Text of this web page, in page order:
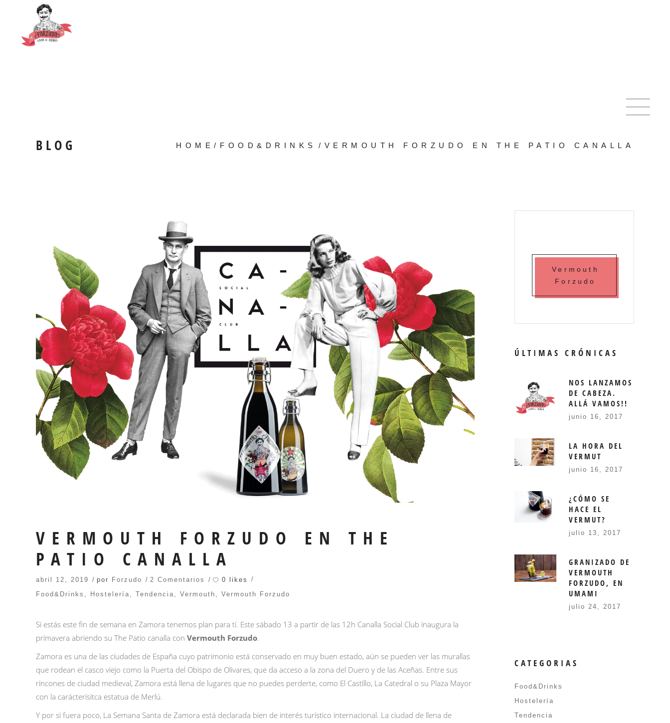
BLOG HOME / FOOD&DRINKS / VERMOUTH FORZUDO EN THE PATIO CANALLA
VERMOUTH FORZUDO EN THE
PATIO CANALLA
abril 12, 2019 por Forzudo 2 Comentarios
0 likes
Food&Drinks , Hostelería, Tendencia, Vermouth , Vermouth Forzudo
Si estás este fin de semana en Zamora tenemos plan para tí. Este sábado 13 a partir de las 12h Canalla Social Club inaugura la
primavera abriendo su The Patio canalla con Vermouth Forzudo.
Zamora es una de las ciudades de España cuyo patrimonio está conservado en muy buen estado, aún se pueden ver las murallas
que rodean el casco viejo como la Puerta del Obispo de Olivares, que da acceso a la zona del Duero y de las Aceñas. Entre sus
rincones de ciudad medieval, Zamora está llena de lugares que no puedes perderte, como El Castillo, La Catedral o su Plaza Mayor
con la carácterísitca estatua de Merlú.
Y por si fuera poco, La Semana Santa de Zamora está declarada bien de interés turístico internacional. La ciudad de llena de
Vermouth
Forzudo
ÚLTIMAS CRÓNICAS
NOS LANZAMOS
DE CABEZA.
ALLÁ VAMOS!!
junio 16, 2017
LA HORA DEL
VERMUT
junio 16, 2017
¿CÓMO SE
HACE EL
VERMUT?
julio 13, 2017
GRANIZADO DE
VERMOUTH
FORZUDO, EN
UMAMI
julio 24, 2017
CATEGORIAS
Food&Drinks
Hostelería
Tendencia